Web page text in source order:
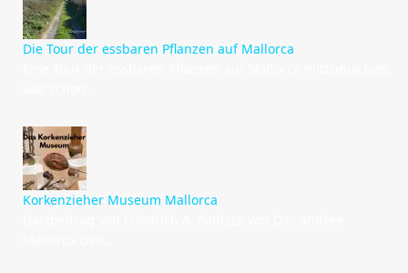
Die Tour der essbaren Pflanzen auf Mallorca
Korkenzieher Museum Mallorca